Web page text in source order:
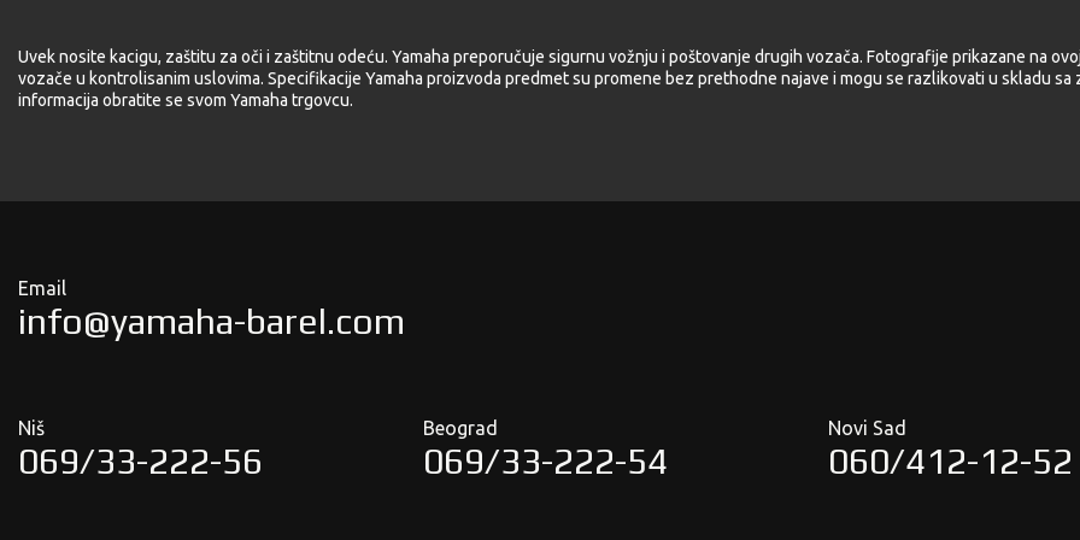
Uvek nosite kacigu, zaštitu za oči i zaštitnu odeću. Yamaha preporučuje sigurnu vožnju i poštovanje drugih vozača. Fotografije prikazane na
vozače u kontrolisanim uslovima. Specifikacije Yamaha proizvoda predmet su promene bez prethodne najave i mogu se razlikovati u skladu sa
informacija obratite se svom Yamaha trgovcu.
Email
info@yamaha-barel.com
Niš
069/33-222-56
Beograd
069/33-222-54
Novi Sad
060/412-12-52